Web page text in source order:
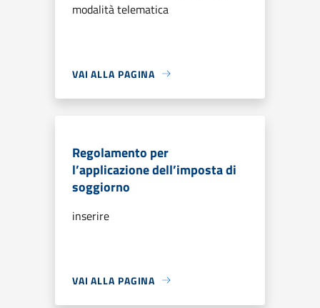
modalità telematica
VAI ALLA PAGINA
Regolamento per
l’applicazione dell’imposta di
soggiorno
inserire
VAI ALLA PAGINA